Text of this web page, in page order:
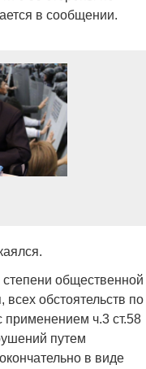
в сообщении.
степени общественной
обстоятельств по
применением ч.3 ст.58
путем
в виде